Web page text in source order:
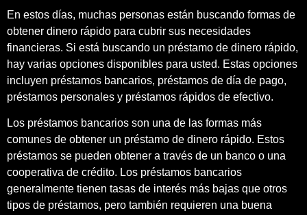
En estos días, muchas personas están buscando formas de
obtener dinero rápido para cubrir sus necesidades
financieras. Si está buscando un préstamo de dinero rápido,
hay varias opciones disponibles para usted. Estas opciones
incluyen préstamos bancarios, préstamos de día de pago,
préstamos personales y préstamos rápidos de efectivo.
Los préstamos bancarios son una de las formas más
comunes de obtener un préstamo de dinero rápido. Estos
préstamos se pueden obtener a través de un banco o una
cooperativa de crédito. Los préstamos bancarios
generalmente tienen tasas de interés más bajas que otros
tipos de préstamos, pero también requieren una buena